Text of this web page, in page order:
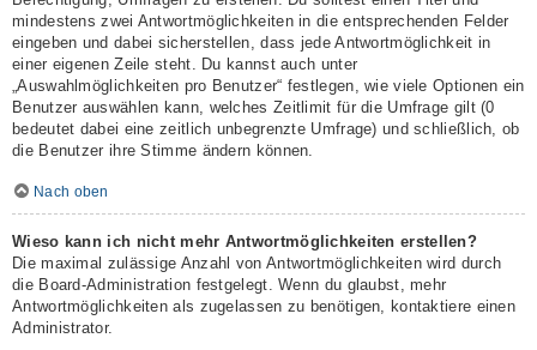
mindestens zwei Antwortmöglichkeiten in die entsprechenden Felder
eingeben und dabei sicherstellen, dass jede Antwortmöglichkeit in
einer eigenen Zeile steht. Du kannst auch unter
„Auswahlmöglichkeiten pro Benutzer“ festlegen, wie viele Optionen ein
Benutzer auswählen kann, welches Zeitlimit für die Umfrage gilt (0
bedeutet dabei eine zeitlich unbegrenzte Umfrage) und schließlich, ob
die Benutzer ihre Stimme ändern können.
Nach oben
Wieso kann ich nicht mehr Antwortmöglichkeiten erstellen?
Die maximal zulässige Anzahl von Antwortmöglichkeiten wird durch
die Board-Administration festgelegt. Wenn du glaubst, mehr
Antwortmöglichkeiten als zugelassen zu benötigen, kontaktiere einen
Administrator.